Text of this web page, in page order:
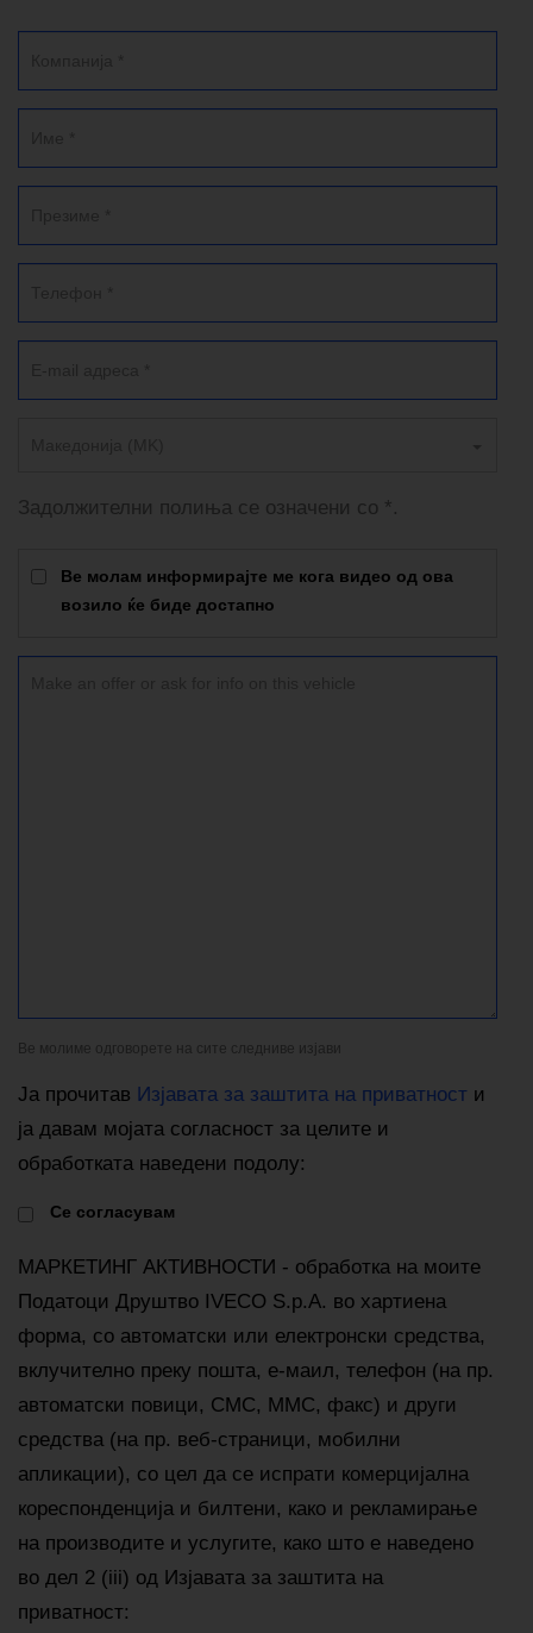
Задолжителни полиња се означени со *.
Ве молам информирајте ме кога видео од ова
возило ќе биде достапно
Ве молиме одговорете на сите следниве изјави
Ја прочитав Изјавата за заштита на приватност и
ја давам мојата согласност за целите и
обработката наведени подолу:
Cе согласувам
МАРКЕТИНГ АКТИВНОСТИ - обработка на моите
Податоци Друштво IVECO S.p.A. во хартиена
форма, со автоматски или електронски средства,
вклучително преку пошта, е-маил, телефон (на пр.
автоматски повици, СМС, ММС, факс) и други
средства (на пр. веб-страници, мобилни
апликации), со цел да се испрати комерцијална
кореспонденција и билтени, како и рекламирање
на производите и услугите, како што е наведено
во дел 2 (iii) од Изјавата за заштита на
приватност: